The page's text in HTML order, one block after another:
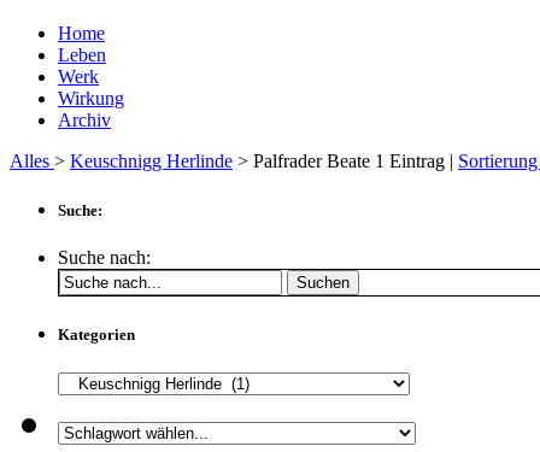
Home
Leben
Werk
Wirkung
Archiv
Alles > Keuschnigg Herlinde > Palfrader Beate 1 Eintrag |
Suche:
Suche nach:
Suchen
Kategorien